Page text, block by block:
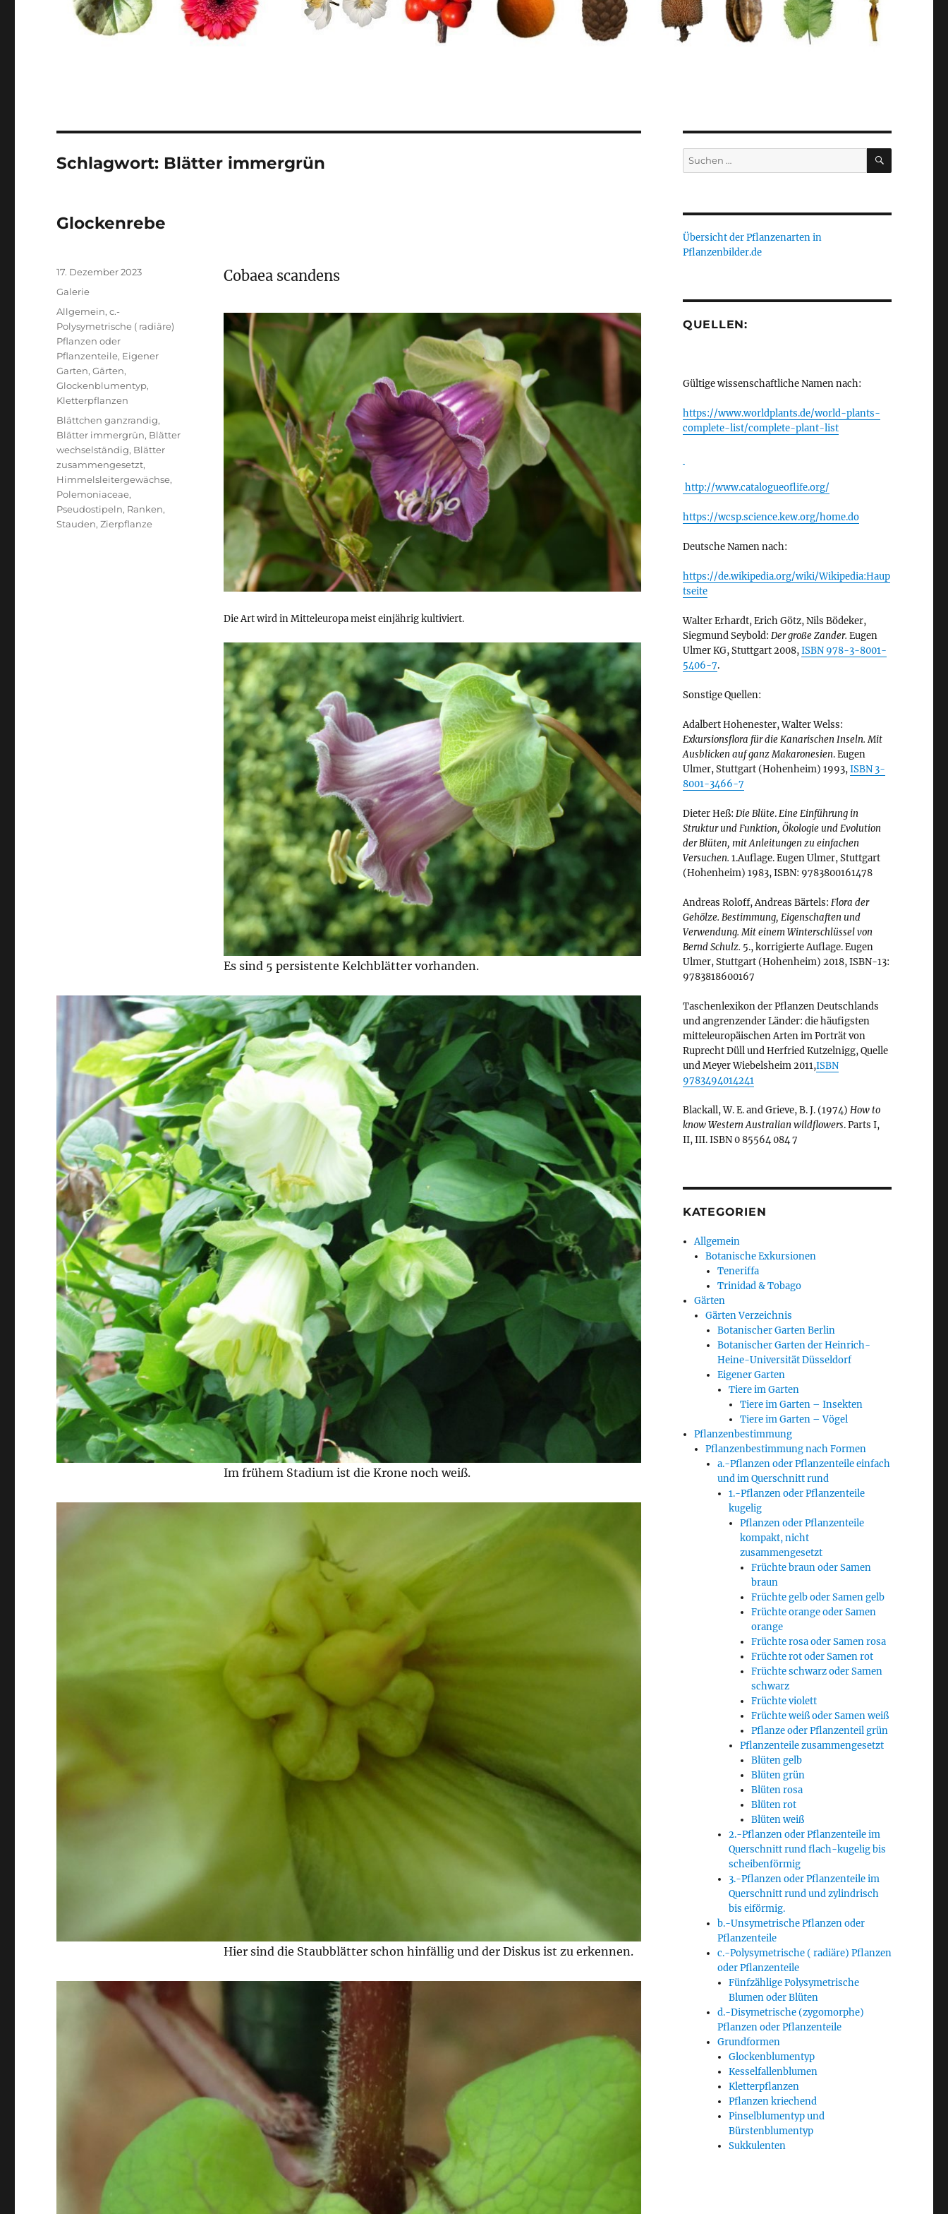
Schlagwort: Blätter immergrün
Glockenrebe
Cobaea scandens
Die Art wird in Mitteleuropa meist einjährig kultiviert.
Es sind 5 persistente Kelchblätter vorhanden.
Im frühem Stadium ist die Krone noch weiß.
Hier sind die Staubblätter schon hinfällig und der Diskus ist zu erkennen.
Veröffentlicht
am
17. Dezember 2023
Format
Galerie
Kategorien
Allgemein,c.-
Polysymetrische ( radiäre)
Pflanzen oder
Pflanzenteile, Eigener
Garten,Gärten,
Glockenblumentyp,
Kletterpflanzen
Schlagwörter
Blättchen ganzrandig,
Blätter immergrün, Blätter
wechselständig, Blätter
zusammengesetzt,
Himmelsleitergewächse,
Polemoniaceae,
Pseudostipeln, Ranken,
Stauden,Zierpflanze
Suche
nach:
SUCHEN
Übersicht der Pflanzenarten in
Pflanzenbilder.de
QUELLEN:
Gültige wissenschaftliche Namen nach:
https://www.worldplants.de/world-plants-
complete-list/complete-plant-list
http://www.catalogueoflife.org/
https://wcsp.science.kew.org/home.do
Deutsche Namen nach:
https://de.wikipedia.org/wiki/Wikipedia:Haup
tseite
Walter Erhardt, Erich Götz, Nils Bödeker,
Siegmund Seybold: Der große Zander. Eugen
Ulmer KG, Stuttgart 2008,ISBN 978-3-8001-
5406-7.
Sonstige Quellen:
Adalbert Hohenester, Walter Welss:
Exkursionsflora für die Kanarischen Inseln. Mit
Ausblicken auf ganz Makaronesien. Eugen
Ulmer, Stuttgart (Hohenheim) 1993,ISBN 3-
8001-3466-7
Dieter Heß: Die Blüte.Eine Einführung in
Struktur und Funktion, Ökologie und Evolution
der Blüten, mit Anleitungen zu einfachen
Versuchen. 1.Auflage. Eugen Ulmer, Stuttgart
(Hohenheim) 1983, ISBN: 9783800161478
Andreas Roloff, Andreas Bärtels: Flora der
Gehölze. Bestimmung, Eigenschaften und
Verwendung. Mit einem Winterschlüssel von
Bernd Schulz. 5., korrigierte Auflage. Eugen
Ulmer, Stuttgart (Hohenheim) 2018, ISBN-13:
9783818600167
Taschenlexikon der Pflanzen Deutschlands
und angrenzender Länder: die häufigsten
mitteleuropäischen Arten im Porträt von
Ruprecht Düll und Herfried Kutzelnigg, Quelle
und Meyer Wiebelsheim 2011,ISBN
9783494014241
Blackall, W. E. and Grieve, B. J. (1974) How to
know Western Australian wildflowers. Parts I,
II, III. ISBN 0 85564 084 7
KATEGORIEN
Allgemein
Botanische Exkursionen
Teneriffa
Trinidad & Tobago
Gärten
Gärten Verzeichnis
Botanischer Garten Berlin
Botanischer Garten der Heinrich-
Heine-Universität Düsseldorf
Eigener Garten
Tiere im Garten
Tiere im Garten – Insekten
Tiere im Garten – Vögel
Pflanzenbestimmung
Pflanzenbestimmung nach Formen
a.-Pflanzen oder Pflanzenteile einfach
und im Querschnitt rund
1.-Pflanzen oder Pflanzenteile
kugelig
Pflanzen oder Pflanzenteile
kompakt, nicht
zusammengesetzt
Früchte braun oder Samen
braun
Früchte gelb oder Samen gelb
Früchte orange oder Samen
orange
Früchte rosa oder Samen rosa
Früchte rot oder Samen rot
Früchte schwarz oder Samen
schwarz
Früchte violett
Früchte weiß oder Samen weiß
Pflanze oder Pflanzenteil grün
Pflanzenteile zusammengesetzt
Blüten gelb
Blüten grün
Blüten rosa
Blüten rot
Blüten weiß
2.-Pflanzen oder Pflanzenteile im
Querschnitt rund flach-kugelig bis
scheibenförmig
3.-Pflanzen oder Pflanzenteile im
Querschnitt rund und zylindrisch
bis eiförmig.
b.-Unsymetrische Pflanzen oder
Pflanzenteile
c.-Polysymetrische ( radiäre) Pflanzen
oder Pflanzenteile
Fünfzählige Polysymetrische
Blumen oder Blüten
d.-Disymetrische (zygomorphe)
Pflanzen oder Pflanzenteile
Grundformen
Glockenblumentyp
Kesselfallenblumen
Kletterpflanzen
Pflanzen kriechend
Pinselblumentyp und
Bürstenblumentyp
Sukkulenten